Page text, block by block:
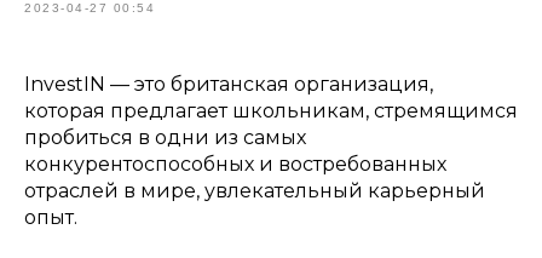
2023-04-27 00:54
InvestIN — это британская организация,
которая предлагает школьникам, стремящимся
пробиться в одни из самых
конкурентоспособных и востребованных
отраслей в мире, увлекательный карьерный
опыт.